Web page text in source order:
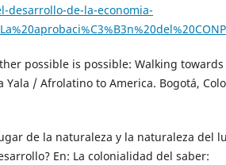
desarrollo-de-la-economia-
possible is possible: Walking
Yala / Afrolatino to America. Bogotá,
de la naturaleza y la naturaleza del
En: La colonialidad del saber: